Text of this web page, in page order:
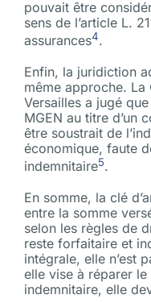
pouvait être
sens de l’article L.
assurances4.
Enfin, la juridiction
même approche. La
Versailles a jugé
MGEN au titre d’un
être soustrait de
économique, faute
indemnitaire5.
En somme, la clé
entre la somme
selon les règles de
reste forfaitaire et
intégrale, elle n’est
elle vise à réparer
indemnitaire, elle